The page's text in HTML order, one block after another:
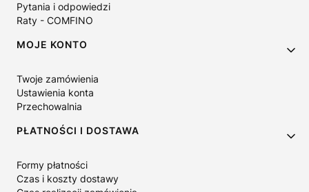
Pytania i odpowiedzi
Raty - COMFINO
MOJE KONTO
Twoje zamówienia
Ustawienia konta
Przechowalnia
PŁATNOŚCI I DOSTAWA
Formy płatności
Czas i koszty dostawy